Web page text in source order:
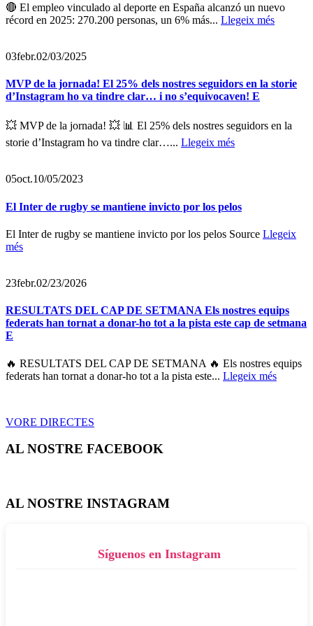
🔴 El empleo vinculado al deporte en España alcanzó un nuevo
récord en 2025: 270.200 personas, un 6% más... Llegeix més
03febr.02/03/2025
MVP de la jornada! El 25% dels nostres seguidors en la storie
d’Instagram ho va tindre clar… i no s’equivocaven! E
💥 MVP de la jornada! 💥 📊 El 25% dels nostres seguidors en la
storie d’Instagram ho va tindre clar…... Llegeix més
05oct.10/05/2023
El Inter de rugby se mantiene invicto por los pelos
El Inter de rugby se mantiene invicto por los pelos Source Llegeix
més
23febr.02/23/2026
RESULTATS DEL CAP DE SETMANA Els nostres equips
federats han tornat a donar-ho tot a la pista este cap de setmana
E
🔥 RESULTATS DEL CAP DE SETMANA 🔥 Els nostres equips
federats han tornat a donar-ho tot a la pista este... Llegeix més
VORE DIRECTES
AL NOSTRE FACEBOOK
AL NOSTRE INSTAGRAM
Síguenos en Instagram